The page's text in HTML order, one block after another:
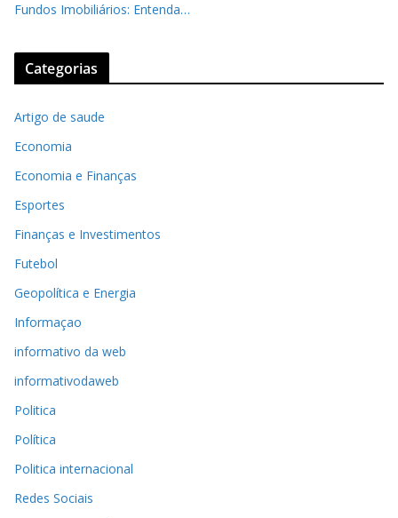
Fundos Imobiliários: Entenda…
Categorias
Artigo de saude
Economia
Economia e Finanças
Esportes
Finanças e Investimentos
Futebol
Geopolítica e Energia
Informaçao
informativo da web
informativodaweb
Politica
Política
Politica internacional
Redes Sociais